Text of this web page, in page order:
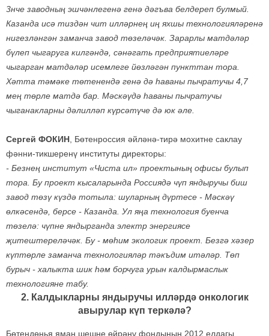
3нче заводның эшчәнлегенә генә дәгъва белдереп булмый.
Казанда исә тиздән чит илләрнең иң яхшы технологияләренә
нигезләнгән заманча завод төзеләчәк. Зарарлы матдәләр
бүлеп чыгаруга килгәндә, сәнәгать предприятиеләре
чыгарган матдәләр исемлеге йөзләгән пункттан тора.
Хәтта тәмәке төтенендә генә дә һаваны пычратучы 4,7
мең төрле матдә бар. Мәскәүдә һаваны пычратучы
чыганакларны дәлилләп күрсәтүче дә юк әле.
Сергей ФОКИН , Бөтенроссия әйләнә-тирә мохитне саклау
фәнни-тикшеренү институты директоры:
- Безнең институт «Чиста ил» проектының офисы булып
тора. Бу проект кысаларында Россиядә чүп яндыручы биш
завод төзү күздә тотыла: шуларның дүртесе - Мәскәү
өлкәсендә, берсе - Казанда. Ул яңа технология буенча
төзелә: чүпне яндырганда электр энергиясе
җитештереләчәк. Бу - мөһим экологик проект. Безгә хәзер
күптөрле заманча технологияләр тәкъдим итәләр. Төп
бурыч - халыкта шик һәм борчуга урын калдырмаслык
технологияне табу.
2. Калдыкларны яндыручы илләрдә онкологик
авырулар күп теркәлә?
Бөтендөнья яман шешне өйрәнү фондының 2012 елдагы